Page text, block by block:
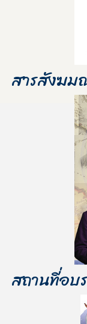
สารสังฆม
สถานที่อ